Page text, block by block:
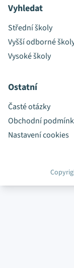
Vyhledat
Střední školy
Vyšší odborné
Vysoké školy
Ostatní
Časté otázky
Obchodní
Nastavení cookies